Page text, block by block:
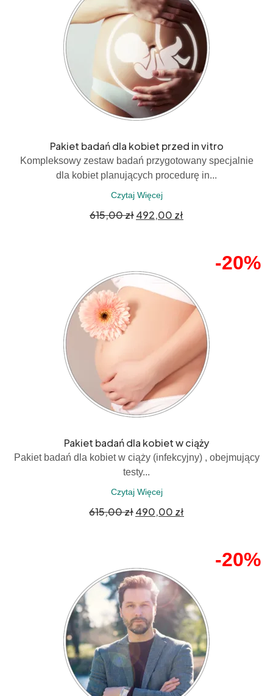
Pakiet badań dla kobiet przed in vitro
Kompleksowy zestaw badań przygotowany specjalnie
dla kobiet planujących procedurę in...
Czytaj Więcej
615,00zł492,00 zł
-20%
Pakiet badań dla kobiet w ciąży
Pakiet badań dla kobiet w ciąży (infekcyjny) , obejmujący
testy...
Czytaj Więcej
615,00zł490,00 zł
-20%